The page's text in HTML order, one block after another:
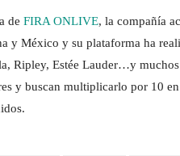
de FIRA ONLIVE, la compañía
y México y su plataforma ha
Ripley, Estée Lauder…y
y buscan multiplicarlo por 10